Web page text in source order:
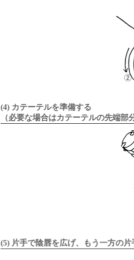
(4) カテーテルを準備する
（必要な場合はカテーテルの先端部
(5) 片手で陰唇を広げ、もう一方の